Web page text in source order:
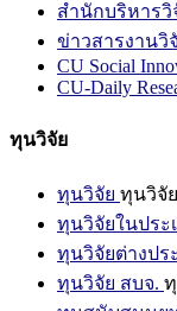
สำนักบริหารวิ
ข่าวสารงานวิ
CU Social
CU-Daily
ทุนวิจัย
ทุนวิจัย ทุนวิจัย
ทุนวิจัยในประ
ทุนวิจัยต่างปร
ทุนวิจัย สบจ.